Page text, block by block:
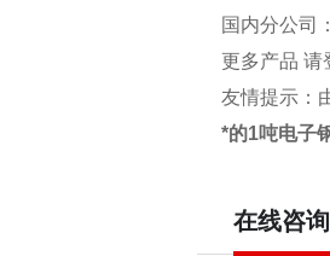
国内分公司
更多产品 请
友情提示：
*的1吨电子
在线咨询